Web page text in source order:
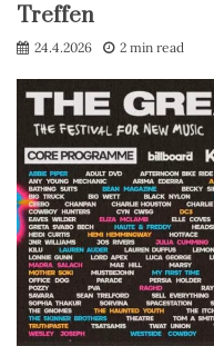
Treffen
24.4.2026 2 min read